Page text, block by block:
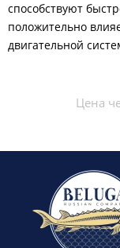
способствуют
положительно
двигательной
Цена